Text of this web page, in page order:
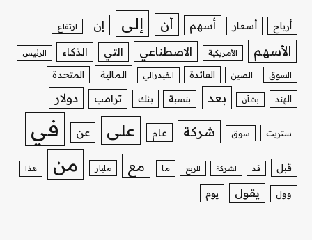
أرباح أسعار أسهم أن إلى إن ارتفاع
الأسهم الأمريكية الاصطناعي التي الذكاء الرئيس
السوق الصين الفائدة الفيدرالي المالية المتحدة
الهند بشأن بعد بنسبة بنك ترامب دولار
ستريت سوق شركة عام على عن في
قبل قد لشركة للربع ما مع مليار من هذا
وول يقول يوم